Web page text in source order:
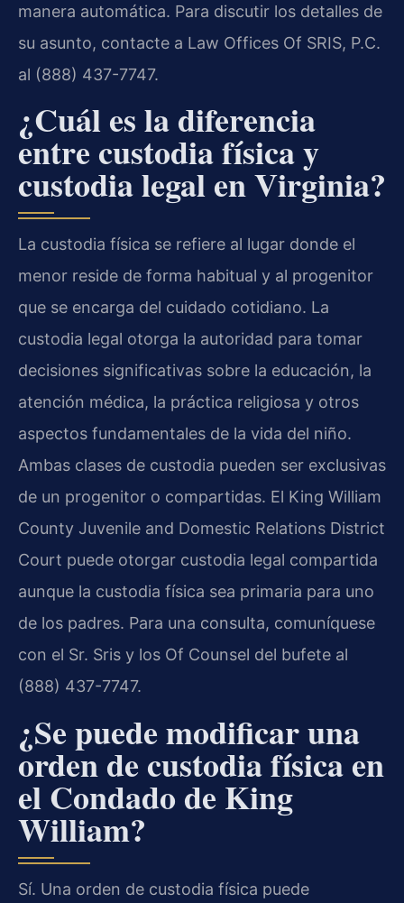
manera automática. Para discutir los detalles de
su asunto, contacte a Law Offices Of SRIS, P.C.
al (888) 437-7747.
¿Cuál es la diferencia
entre custodia física y
custodia legal en Virginia?
La custodia física se refiere al lugar donde el
menor reside de forma habitual y al progenitor
que se encarga del cuidado cotidiano. La
custodia legal otorga la autoridad para tomar
decisiones significativas sobre la educación, la
atención médica, la práctica religiosa y otros
aspectos fundamentales de la vida del niño.
Ambas clases de custodia pueden ser exclusivas
de un progenitor o compartidas. El King William
County Juvenile and Domestic Relations District
Court puede otorgar custodia legal compartida
aunque la custodia física sea primaria para uno
de los padres. Para una consulta, comuníquese
con el Sr. Sris y los Of Counsel del bufete al
(888) 437-7747.
¿Se puede modificar una
orden de custodia física en
el Condado de King
William?
Sí. Una orden de custodia física puede